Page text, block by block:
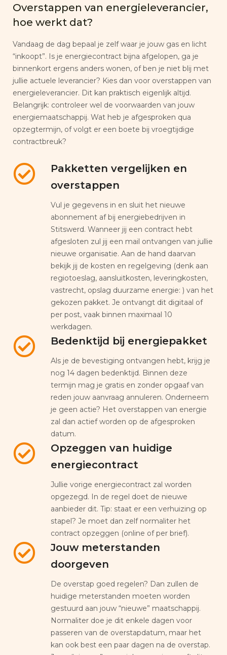
Overstappen van energieleverancier,
hoe werkt dat?
Vandaag de dag bepaal je zelf waar je jouw gas en licht
“inkoopt”. Is je energiecontract bijna afgelopen, ga je
binnenkort ergens anders wonen, of ben je niet blij met
jullie actuele leverancier? Kies dan voor overstappen van
energieleverancier. Dit kan praktisch eigenlijk altijd.
Belangrijk: controleer wel de voorwaarden van jouw
energiemaatschappij. Wat heb je afgesproken qua
opzegtermijn, of volgt er een boete bij vroegtijdige
contractbreuk?
Pakketten vergelijken en
overstappen
Vul je gegevens in en sluit het nieuwe
abonnement af bij energiebedrijven in
Stitswerd. Wanneer jij een contract hebt
afgesloten zul jij een mail ontvangen van jullie
nieuwe organisatie. Aan de hand daarvan
bekijk jij de kosten en regelgeving (denk aan
regiotoeslag, aansluitkosten, leveringkosten,
vastrecht, opslag duurzame energie: ) van het
gekozen pakket. Je ontvangt dit digitaal of
per post, vaak binnen maximaal 10
werkdagen.
Bedenktijd bij energiepakket
Als je de bevestiging ontvangen hebt, krijg je
nog 14 dagen bedenktijd. Binnen deze
termijn mag je gratis en zonder opgaaf van
reden jouw aanvraag annuleren. Onderneem
je geen actie? Het overstappen van energie
zal dan actief worden op de afgesproken
datum.
Opzeggen van huidige
energiecontract
Jullie vorige energiecontract zal worden
opgezegd. In de regel doet de nieuwe
aanbieder dit. Tip: staat er een verhuizing op
stapel? Je moet dan zelf normaliter het
contract opzeggen (online of per brief).
Jouw meterstanden
doorgeven
De overstap goed regelen? Dan zullen de
huidige meterstanden moeten worden
gestuurd aan jouw “nieuwe” maatschappij.
Normaliter doe je dit enkele dagen voor
passeren van de overstapdatum, maar het
kan ook best een paar dagen na de overstap.